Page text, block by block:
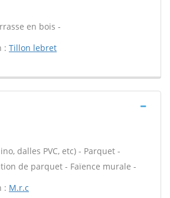
en bois -
: Tillon lebret
dalles PVC, etc) - Parquet -
de parquet - Faïence murale -
: M.r.c